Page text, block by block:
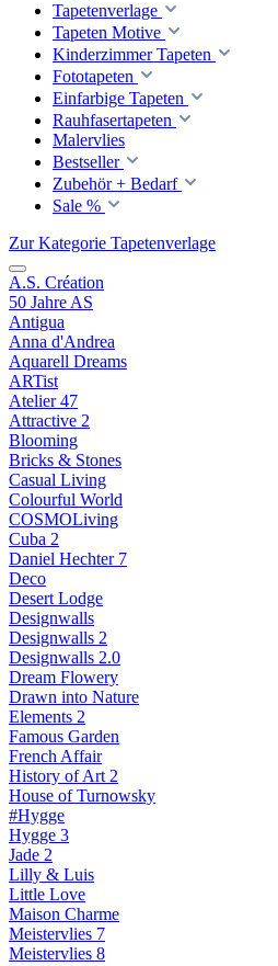
Tapetenverlage
Tapeten Motive
Kinderzimmer Tapeten
Fototapeten
Einfarbige Tapeten
Rauhfasertapeten
Malervlies
Bestseller
Zubehör + Bedarf
Sale %
Zur Kategorie Tapetenverlage
A.S. Création
50 Jahre AS
Antigua
Anna d'Andrea
Aquarell Dreams
ARTist
Atelier 47
Attractive 2
Blooming
Bricks & Stones
Casual Living
Colourful World
COSMOLiving
Cuba 2
Daniel Hechter 7
Deco
Desert Lodge
Designwalls
Designwalls 2
Designwalls 2.0
Dream Flowery
Drawn into Nature
Elements 2
Famous Garden
French Affair
History of Art 2
House of Turnowsky
#Hygge
Hygge 3
Jade 2
Lilly & Luis
Little Love
Maison Charme
Meistervlies 7
Meistervlies 8